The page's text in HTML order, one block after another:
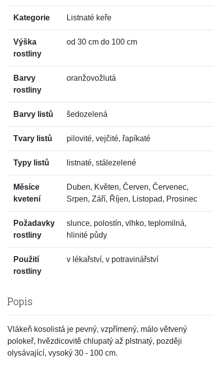
Kategorie Listnaté keře
Výška
rostliny
od 30 cm do 100 cm
Barvy
rostliny
oranžovožlutá
Barvy listů šedozelená
Tvary listů pilovité, vejčité, řapíkaté
Typy listů listnaté, stálezelené
Měsíce
kvetení
Duben, Květen, Červen, Červenec,
Srpen, Září, Říjen, Listopad, Prosinec
Požadavky
rostliny
slunce, polostín, vlhko, teplomilná,
hlinité půdy
Použití
rostliny
v lékařství, v potravinářství
Popis
Vlákeň kosolistá je pevný, vzpřímený, málo větvený
polokeř, hvězdicovitě chlupatý až plstnatý, později
olysávající, vysoký 30 - 100 cm.